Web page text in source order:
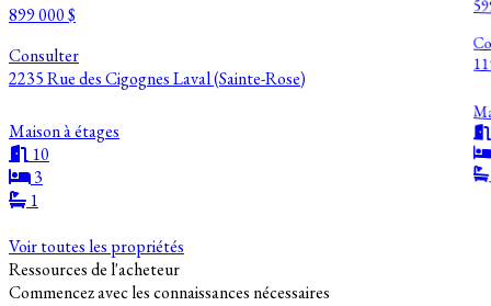
899 000 $
Consulter
2235 Rue des Cigognes Laval (Sainte-Rose)
Maison à étages
10
3
1
Voir toutes les propriétés
Ressources de l'acheteur
Commencez avec les connaissances nécessaires